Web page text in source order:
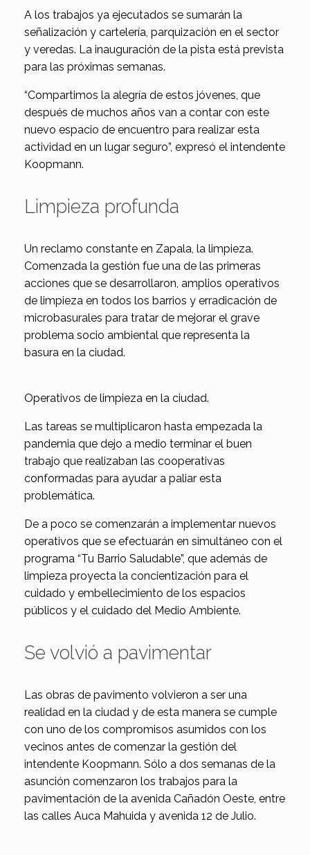
A los trabajos ya ejecutados se sumarán la
señalización y cartelería, parquización en el sector
y veredas. La inauguración de la pista está prevista
para las próximas semanas.
“Compartimos la alegría de estos jóvenes, que
después de muchos años van a contar con este
nuevo espacio de encuentro para realizar esta
actividad en un lugar seguro”, expresó el intendente
Koopmann.
Limpieza profunda
Un reclamo constante en Zapala, la limpieza.
Comenzada la gestión fue una de las primeras
acciones que se desarrollaron, amplios operativos
de limpieza en todos los barrios y erradicación de
microbasurales para tratar de mejorar el grave
problema socio ambiental que representa la
basura en la ciudad.
Operativos de limpieza en la ciudad.
Las tareas se multiplicaron hasta empezada la
pandemia que dejo a medio terminar el buen
trabajo que realizaban las cooperativas
conformadas para ayudar a paliar esta
problemática.
De a poco se comenzarán a implementar nuevos
operativos que se efectuarán en simultáneo con el
programa “Tu Barrio Saludable”, que además de
limpieza proyecta la concientización para el
cuidado y embellecimiento de los espacios
públicos y el cuidado del Medio Ambiente.
Se volvió a pavimentar
Las obras de pavimento volvieron a ser una
realidad en la ciudad y de esta manera se cumple
con uno de los compromisos asumidos con los
vecinos antes de comenzar la gestión del
intendente Koopmann. Sólo a dos semanas de la
asunción comenzaron los trabajos para la
pavimentación de la avenida Cañadón Oeste, entre
las calles Auca Mahuida y avenida 12 de Julio.